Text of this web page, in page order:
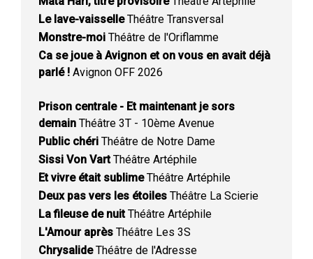
Le lave-vaisselleThéâtre Transversal
Monstre-moi Théâtre de l'Oriflamme
Ca se joue à Avignon et on vous en avait déjà
parlé ! Avignon OFF 2026
Prison centrale - Et maintenant je sors
demain Théâtre 3T - 10ème Avenue
Public chéri Théâtre de Notre Dame
Sissi Von VartThéâtre Artéphile
Et vivre était sublimeThéâtre Artéphile
Deux pas vers les étoiles Théâtre La Scierie
La fileuse de nuitThéâtre Artéphile
L'Amour après Théâtre Les 3S
ChrysalideThéâtre de l'Adresse